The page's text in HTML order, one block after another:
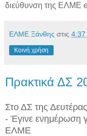
διεύθυνση της ΕΛΜΕ
ΕΛΜΕ Ξάνθης στις 4:37
Κοινή χρήση
Πρακτικά ΔΣ
Στο ΔΣ της
- Έγινε ενημέρωση
ΕΛΜΕ